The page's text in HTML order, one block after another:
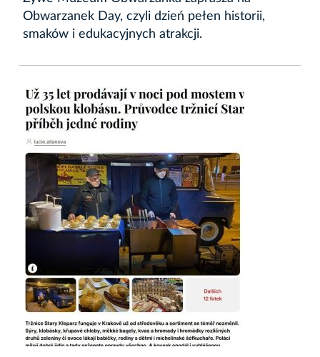
Obwarzanek Day, czyli dzień pełen historii,
smaków i edukacyjnych atrakcji.